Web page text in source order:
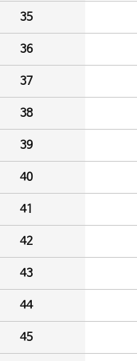
35
36
37
38
39
40
41
42
43
44
45